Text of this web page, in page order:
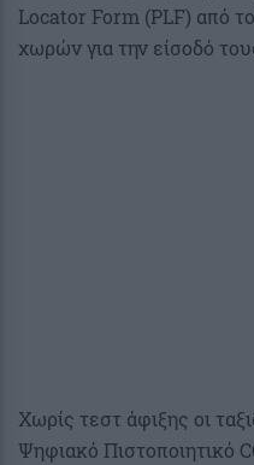
Locator Form (PLF) από
χωρών για την είσοδό
Χωρίς τεστ άφιξης οι
Ψηφιακό Πιστοποιητικό